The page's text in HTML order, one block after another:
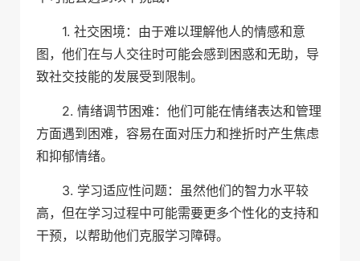
1. 社交困境：由于难以理解他人的情感和意
图，他们在与人交往时可能会感到困惑和无助，导
致社交技能的发展受到限制。
2. 情绪调节困难：他们可能在情绪表达和管理
方面遇到困难，容易在面对压力和挫折时产生焦虑
和抑郁情绪。
3. 学习适应性问题：虽然他们的智力水平较
高，但在学习过程中可能需要更多个性化的支持和
干预，以帮助他们克服学习障碍。